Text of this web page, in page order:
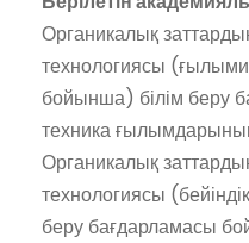
Органикалық
технологиясы
бойынша) білім беру
техника
Органикалық
технологиясы
беру бағдарламасы